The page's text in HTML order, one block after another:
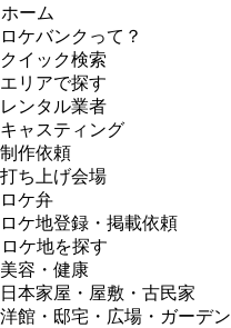
ホーム
ロケバンクって？
クイック検索
エリアで探す
レンタル業者
キャスティング
制作依頼
打ち上げ会場
ロケ弁
ロケ地登録・掲載依頼
ロケ地を探す
美容・健康
日本家屋・屋敷・古民家
洋館・邸宅・広場・ガーデン